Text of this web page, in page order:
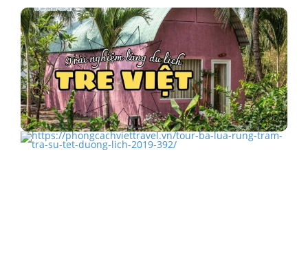
Những "cô thôn nữ áo tím" của vườn quốc gia tràm…
Khu du lịch Làng Tre Việt có gì vui?